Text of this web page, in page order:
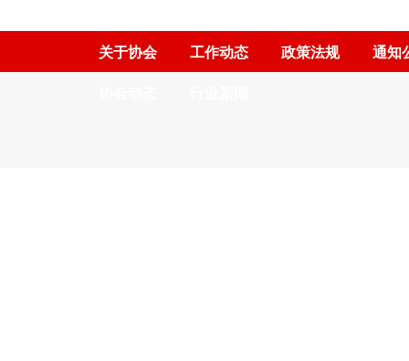
关于协会 工作动态 政策法规
通知